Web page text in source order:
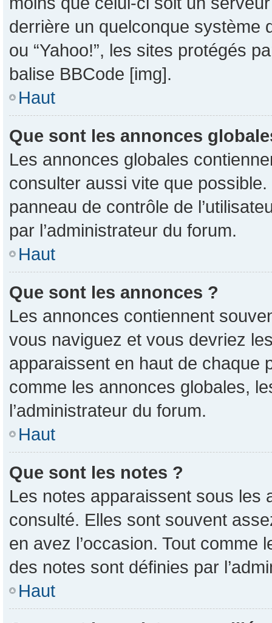
derrière un quelconque système
ou “Yahoo!”, les sites protégés
balise BBCode [img].
Haut
Que sont les annonces
Les annonces globales
consulter aussi vite que
panneau de contrôle de
par l’administrateur du forum.
Haut
Que sont les annonces ?
Les annonces contiennent
vous naviguez et vous devriez
apparaissent en haut de chaque
comme les annonces globales,
l’administrateur du forum.
Haut
Que sont les notes ?
Les notes apparaissent sous les
consulté. Elles sont souvent
en avez l’occasion. Tout
des notes sont définies par
Haut